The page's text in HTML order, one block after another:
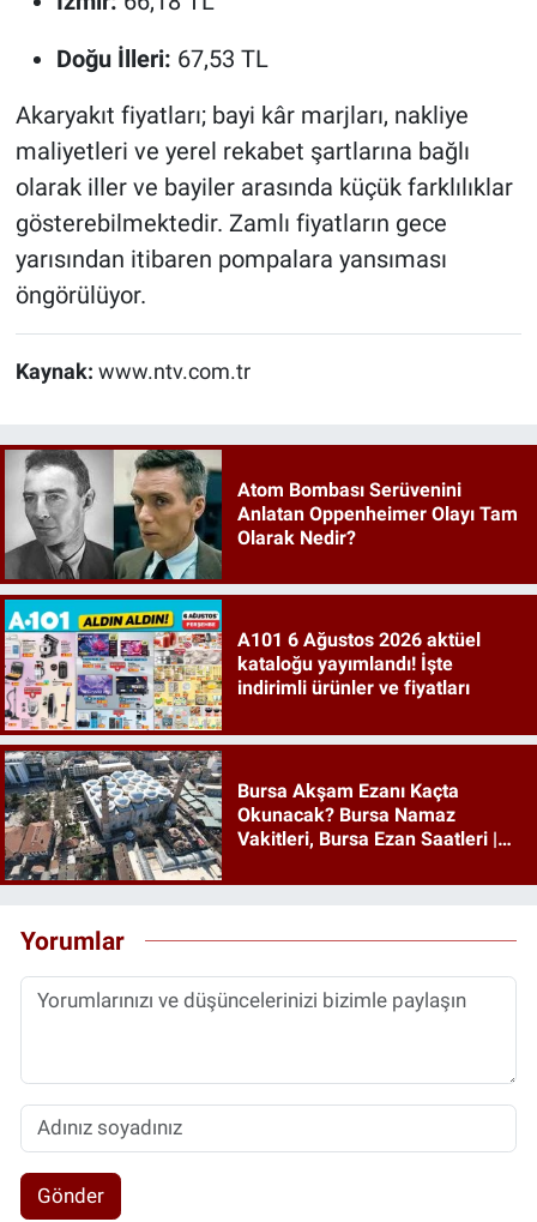
Doğu İlleri: 67,53 TL
Akaryakıt fiyatları; bayi kâr marjları, nakliye
maliyetleri ve yerel rekabet şartlarına bağlı
olarak iller ve bayiler arasında küçük farklılıklar
gösterebilmektedir. Zamlı fiyatların gece
yarısından itibaren pompalara yansıması
öngörülüyor.
Kaynak: www.ntv.com.tr
Atom Bombası Serüvenini
Anlatan Oppenheimer Olayı Tam
Olarak Nedir?
A101 6 Ağustos 2026 aktüel
kataloğu yayımlandı! İşte
indirimli ürünler ve fiyatları
Bursa Akşam Ezanı Kaçta
Okunacak? Bursa Namaz
Vakitleri, Bursa Ezan Saatleri |
Yorumlar
Gönder